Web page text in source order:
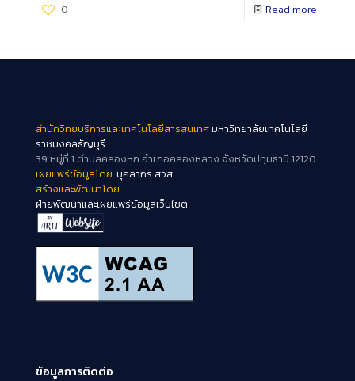
0 Read more
สำนักวิทยบริการและเทคโนโลยีสารสนเทศมหาวิทยาลัยเทคโนโลยี
ราชมงคลธัญบุรี
39 หมู่ที่ 1 ตำบลคลองหก อำเภอคลองหลวง จังหวัดปทุมธานี 12120
เผยแพร่ข้อมูลโดย.บุคลากร สวส.
สร้างและพัฒนาโดย.
ฝ่ายพัฒนาและเผยแพร่ข้อมูลเว็บไซต์
ข้อมูลการติดต่อ